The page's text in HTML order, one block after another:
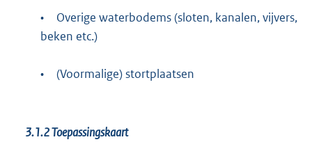
•
Overige waterbodems (sloten, kanalen, vijvers,
beken etc.)
• (Voormalige) stortplaatsen
3.1.2Toepassingskaart